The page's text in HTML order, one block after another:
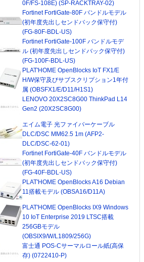
0F/FS-108E) (SP-RACKTRAY-02)
Fortinet FortiGate-80F バンドルモデル
(初年度先出しセンドバック保守付)
(FG-80F-BDL-US)
Fortinet FortiGate-100F バンドルモデ
ル (初年度先出しセンドバック保守付)
(FG-100F-BDL-US)
PLAT'HOME OpenBlocks IoT FX1/E
H/W保守及びサブスクリプション1年付
属 (OBSFX1/E/D11/H1S1)
LENOVO 20X2SC8G00 ThinkPad L14
Gen2 (20X2SC8G00)
エイム電子 光ファイバーケーブル
DLC/DSC MM62.5 1m (AFP2-
DLC/DSC-62-01)
Fortinet FortiGate-40F バンドルモデル
(初年度先出しセンドバック保守付)
(FG-40F-BDL-US)
PLAT'HOME OpenBlocks A16 Debian
11搭載モデル (OBSA16/D11A)
PLAT'HOME OpenBlocks IX9 Windows
10 IoT Enterprise 2019 LTSC搭載
256GBモデル
(OBSIX9/W/L1809/256G)
富士通 POS-Cサーマルロール紙(高保
存) (0722410-P)